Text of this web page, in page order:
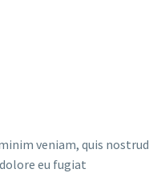
veniam, quis nostrud
eu fugiat